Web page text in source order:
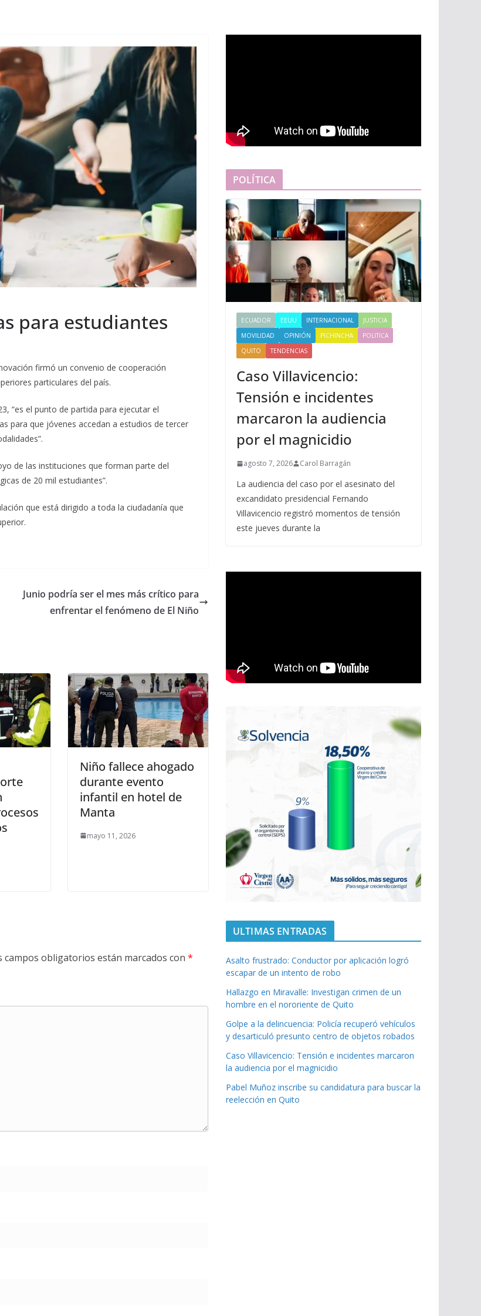
para estudiantes
firmó un convenio de cooperación
particulares del país.
“es el punto de partida para ejecutar el
para que jóvenes accedan a estudios de tercer
de las instituciones que forman parte del
de 20 mil estudiantes”.
que está dirigido a toda la ciudadanía que
Junio podría ser el mes más crítico para
enfrentar el fenómeno de El Niño
Niño fallece ahogado
durante evento
infantil en hotel de
Manta
mayo 11, 2026
campos obligatorios están marcados con *
POLÍTICA
ECUADOR EEUU INTERNACIONAL
JUSTICIA
MOVILIDAD
OPINIÓN PICHINCHA
POLITICA
QUITO
TENDENCIAS
Caso Villavicencio:
Tensión e incidentes
marcaron la audiencia
por el magnicidio
agosto 7, 2026 Carol Barragán
La audiencia del caso por el asesinato del
excandidato presidencial Fernando
Villavicencio registró momentos de tensión
este jueves durante la
ULTIMAS ENTRADAS
Asalto frustrado: Conductor por aplicación logró
escapar de un intento de robo
Hallazgo en Miravalle: Investigan crimen de un
hombre en el nororiente de Quito
Golpe a la delincuencia: Policía recuperó vehículos
y desarticuló presunto centro de objetos robados
Caso Villavicencio: Tensión e incidentes marcaron
la audiencia por el magnicidio
Pabel Muñoz inscribe su candidatura para buscar la
reelección en Quito